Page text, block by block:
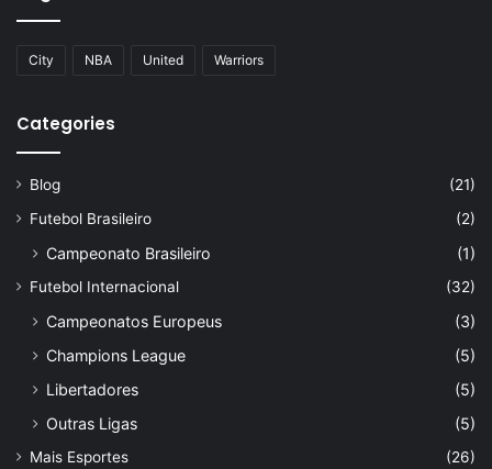
City NBA United Warriors
Categories
Blog
(21)
Futebol Brasileiro
(2)
Campeonato Brasileiro (1)
Futebol Internacional (32)
Campeonatos Europeus
(3)
Champions League
(5)
Libertadores
(5)
Outras Ligas
(5)
Mais Esportes (26)